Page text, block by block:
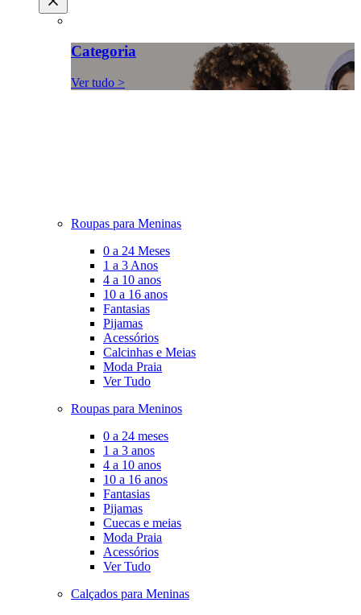
Categoria
Ver tudo >
Roupas para Meninas
0 a 24 Meses
1 a 3 Anos
4 a 10 anos
10 a 16 anos
Fantasias
Pijamas
Acessórios
Calcinhas e Meias
Moda Praia
Ver Tudo
Roupas para Meninos
0 a 24 meses
1 a 3 anos
4 a 10 anos
10 a 16 anos
Fantasias
Pijamas
Cuecas e meias
Moda Praia
Acessórios
Ver Tudo
Calçados para Meninas